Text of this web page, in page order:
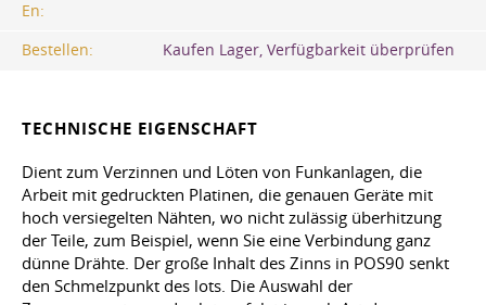
En:
Bestellen:
Kaufen Lager, Verfügbarkeit überprüfen
TECHNISCHE EIGENSCHAFT
Dient zum Verzinnen und Löten von Funkanlagen, die
Arbeit mit gedruckten Platinen, die genauen Geräte mit
hoch versiegelten Nähten, wo nicht zulässig überhitzung
der Teile, zum Beispiel, wenn Sie eine Verbindung ganz
dünne Drähte. Der große Inhalt des Zinns in POS90 senkt
den Schmelzpunkt des lots. Die Auswahl der